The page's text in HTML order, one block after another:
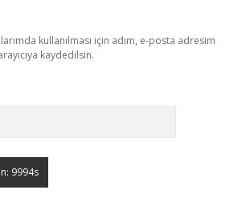
kullanılması için adım, e-posta adresim
kaydedilsin.